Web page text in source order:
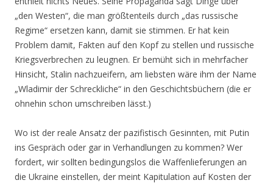
„den Westen“, die man größtenteils durch „das russische
Regime“ ersetzen kann, damit sie stimmen. Er hat kein
Problem damit, Fakten auf den Kopf zu stellen und russische
Kriegsverbrechen zu leugnen. Er bemüht sich in mehrfacher
Hinsicht, Stalin nachzueifern, am liebsten wäre ihm der Name
„Wladimir der Schreckliche“ in den Geschichtsbüchern (die er
ohnehin schon umschreiben lässt.)
Wo ist der reale Ansatz der pazifistisch Gesinnten, mit Putin
ins Gespräch oder gar in Verhandlungen zu kommen? Wer
fordert, wir sollten bedingungslos die Waffenlieferungen an
die Ukraine einstellen, der meint Kapitulation auf Kosten der